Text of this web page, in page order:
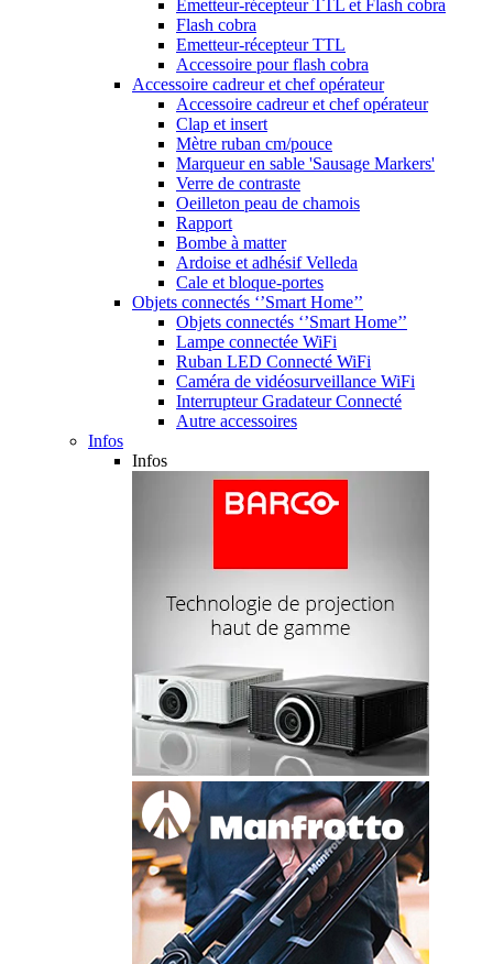
Emetteur-récepteur TTL et Flash cobra
Flash cobra
Emetteur-récepteur TTL
Accessoire pour flash cobra
Accessoire cadreur et chef opérateur
Accessoire cadreur et chef opérateur
Clap et insert
Mètre ruban cm/pouce
Marqueur en sable 'Sausage Markers'
Verre de contraste
Oeilleton peau de chamois
Rapport
Bombe à matter
Ardoise et adhésif Velleda
Cale et bloque-portes
Objets connectés ‘’Smart Home’’
Objets connectés ‘’Smart Home’’
Lampe connectée WiFi
Ruban LED Connecté WiFi
Caméra de vidéosurveillance WiFi
Interrupteur Gradateur Connecté
Autre accessoires
Infos
Infos